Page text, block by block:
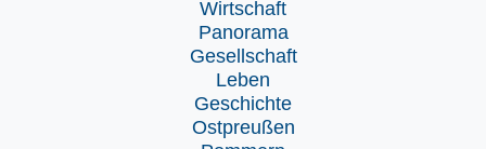
Wirtschaft
Panorama
Gesellschaft
Leben
Geschichte
Ostpreußen